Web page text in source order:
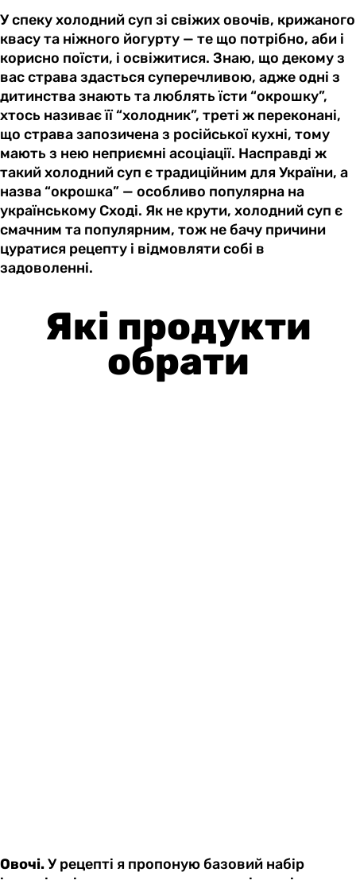
У спеку холодний суп зі свіжих овочів, крижаного
квасу та ніжного йогурту — те що потрібно, аби і
корисно поїсти, і освіжитися. Знаю, що декому з
вас страва здасться суперечливою, адже одні з
дитинства знають та люблять їсти “окрошку”,
хтось називає її “холодник”, треті ж переконані,
що страва запозичена з російської кухні, тому
мають з нею неприємні асоціації. Насправді ж
такий холодний суп є традиційним для України, а
назва “окрошка” — особливо популярна на
українському Сході. Як не крути, холодний суп є
смачним та популярним, тож не бачу причини
цуратися рецепту і відмовляти собі в
задоволенні.
Які продукти
обрати
Овочі.У рецепті я пропоную базовий набір